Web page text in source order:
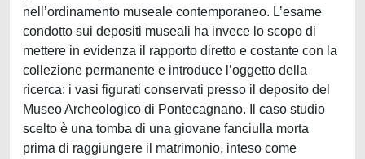
nell’ordinamento museale contemporaneo. L’esame
condotto sui depositi museali ha invece lo scopo di
mettere in evidenza il rapporto diretto e costante con la
collezione permanente e introduce l’oggetto della
ricerca: i vasi figurati conservati presso il deposito del
Museo Archeologico di Pontecagnano. Il caso studio
scelto è una tomba di una giovane fanciulla morta
prima di raggiungere il matrimonio, inteso come